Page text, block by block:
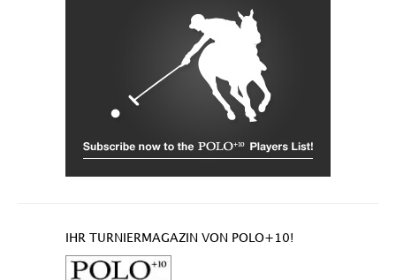
IHR TURNIERMAGAZIN VON POLO+10!